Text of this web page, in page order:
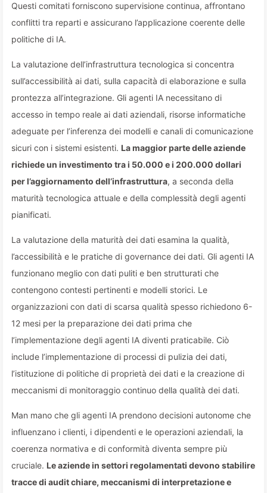
Questi comitati forniscono supervisione continua, affrontano
conflitti tra reparti e assicurano l’applicazione coerente delle
politiche di IA.
La valutazione dell’infrastruttura tecnologica si concentra
sull’accessibilità ai dati, sulla capacità di elaborazione e sulla
prontezza all’integrazione. Gli agenti IA necessitano di
accesso in tempo reale ai dati aziendali, risorse informatiche
adeguate per l’inferenza dei modelli e canali di comunicazione
sicuri con i sistemi esistenti. La maggior parte delle aziende
richiede un investimento tra i 50.000 e i 200.000 dollari
per l’aggiornamento dell’infrastruttura, a seconda della
maturità tecnologica attuale e della complessità degli agenti
pianificati.
La valutazione della maturità dei dati esamina la qualità,
l’accessibilità e le pratiche di governance dei dati. Gli agenti IA
funzionano meglio con dati puliti e ben strutturati che
contengono contesti pertinenti e modelli storici. Le
organizzazioni con dati di scarsa qualità spesso richiedono 6-
12 mesi per la preparazione dei dati prima che
l’implementazione degli agenti IA diventi praticabile. Ciò
include l’implementazione di processi di pulizia dei dati,
l’istituzione di politiche di proprietà dei dati e la creazione di
meccanismi di monitoraggio continuo della qualità dei dati.
Man mano che gli agenti IA prendono decisioni autonome che
influenzano i clienti, i dipendenti e le operazioni aziendali, la
coerenza normativa e di conformità diventa sempre più
cruciale. Le aziende in settori regolamentati devono stabilire
tracce di audit chiare, meccanismi di interpretazione e